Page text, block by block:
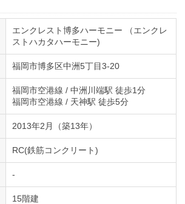
エンクレスト博多ハーモニー （エンクレ
ストハカタハーモニー)
福岡市博多区中洲5丁目3-20
福岡市空港線 / 中洲川端駅 徒歩1分
福岡市空港線 / 天神駅 徒歩5分
2013年2月（築13年）
RC(鉄筋コンクリート)
-
15階建